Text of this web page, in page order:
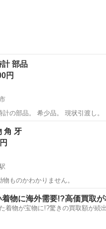
計 部品
円
アンティーク 柱時計時計の部品。 希少品。 現状引渡し。
計
角 牙
ジェ 何の動物ものかわかりません。
比島駅 時計 置物
着物に海外需要!?高価買取
着物が宝物に!?驚きの買取額が続